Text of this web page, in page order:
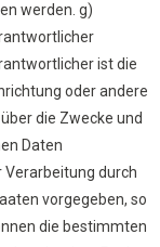
werden. g)
ist die
oder andere
die Zwecke und
Daten
Verarbeitung durch
vorgegeben, so
die bestimmten